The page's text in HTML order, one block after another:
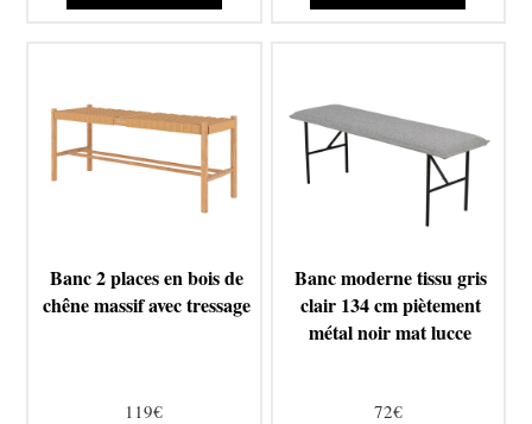
Banc 2 places en bois de
chêne massif avec tressage
119€
Banc moderne tissu gris
clair 134 cm piètement
métal noir mat lucce
72€